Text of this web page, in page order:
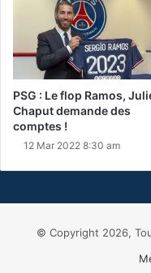
PSG : Le flop Ramos,
Chaput demande des
comptes !
12 Mar 2022 8:30 am
© Copyright 2026,